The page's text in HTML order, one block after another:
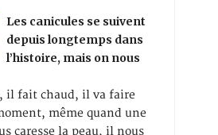
Les canicules se suivent
depuis longtemps dans
l’histoire, mais on nous
il fait chaud, il va faire
même quand une
caresse la peau, il nous